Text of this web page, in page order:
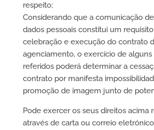
respeito;
Considerando que a comunicação
dados pessoais constitui um
celebração e execução do contrato
agenciamento, o exercício de alguns
referidos poderá determinar a
contrato por manifesta
promoção de imagem junto de
Pode exercer os seus direitos acima
através de carta ou correio